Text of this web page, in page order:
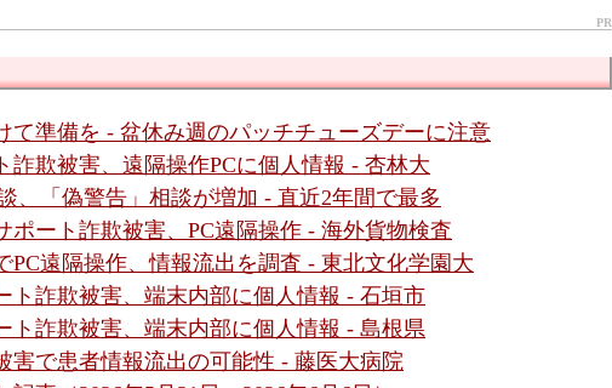
PR
て準備を - 盆休み週のパッチチューズデーに注意
詐欺被害、遠隔操作PCに個人情報 - 杏林大
、「偽警告」相談が増加 - 直近2年間で最多
ポート詐欺被害、PC遠隔操作 - 海外貨物検査
PC遠隔操作、情報流出を調査 - 東北文化学園大
ト詐欺被害、端末内部に個人情報 - 石垣市
ト詐欺被害、端末内部に個人情報 - 島根県
害で患者情報流出の可能性 - 藤医大病院